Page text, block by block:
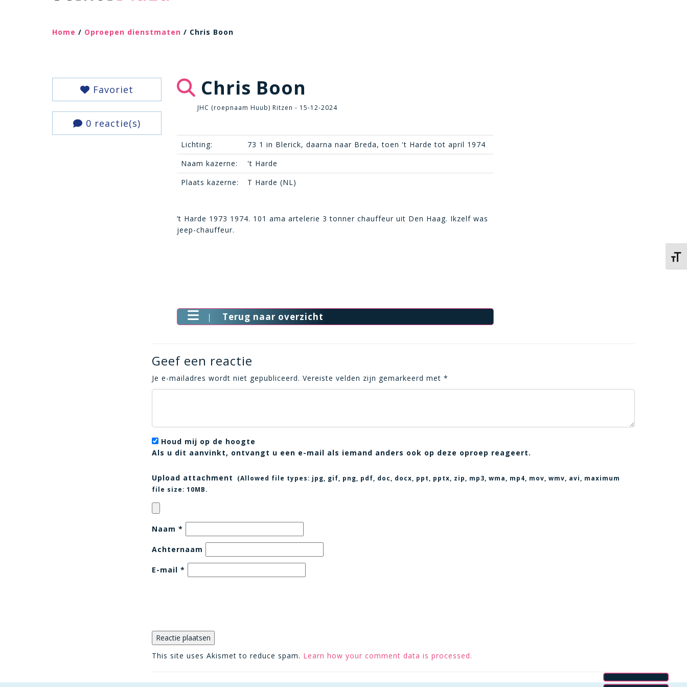
Home / Oproepen dienstmaten / Chris Boon
Favoriet
0 reactie(s)
Chris Boon
JHC (roepnaam Huub) Ritzen - 15-12-2024
Lichting:
73 1 in Blerick, daarna naar Breda, toen 't Harde tot april 1974
Naam kazerne:
't Harde
Plaats kazerne:
T Harde (NL)
’t Harde 1973 1974. 101 ama artelerie 3 tonner chauffeur uit Den Haag. Ikzelf was
jeep-chauffeur.
Terug naar overzicht
Geef een reactie
Je e-mailadres wordt niet gepubliceerd. Vereiste velden zijn gemarkeerd met *
Houd mij op de hoogte
Als u dit aanvinkt, ontvangt u een e-mail als iemand anders ook op deze oproep reageert.
Upload attachment (Allowed file types: jpg, gif, png, pdf, doc, docx, ppt, pptx, zip, mp3, wma, mp4, mov, wmv, avi
, maximum
file size: 10MB.
Naam *
Achternaam
E-mail *
This site uses Akismet to reduce spam. Learn how your comment data is processed.